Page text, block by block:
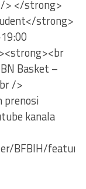
> </strong>
strong>
Basket –
/>
prenosi
kanala
BFBIH/